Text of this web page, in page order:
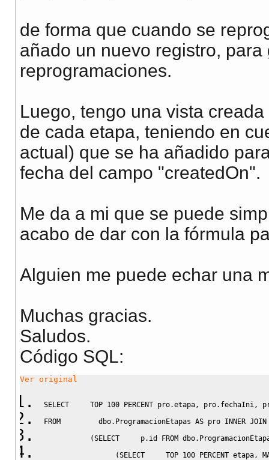
de forma que cuando se
añado un nuevo registro,
reprogramaciones.
Luego, tengo una vista
de cada etapa, teniendo en
actual) que se ha añadido
fecha del campo "createdOn".
Me da a mi que se puede
acabo de dar con la fórmula
Alguien me puede echar una
Muchas gracias.
Saludos.
Código SQL:
Ver original
SELECT TOP 100 PERCENT pro.etapa , pro. fechaIni ,
FROM dbo. ProgramacionEtapas AS pro INNER JOIN
(SELECT p. id FROM dbo.
(SELECT TOP 100 PERCENT etapa ,